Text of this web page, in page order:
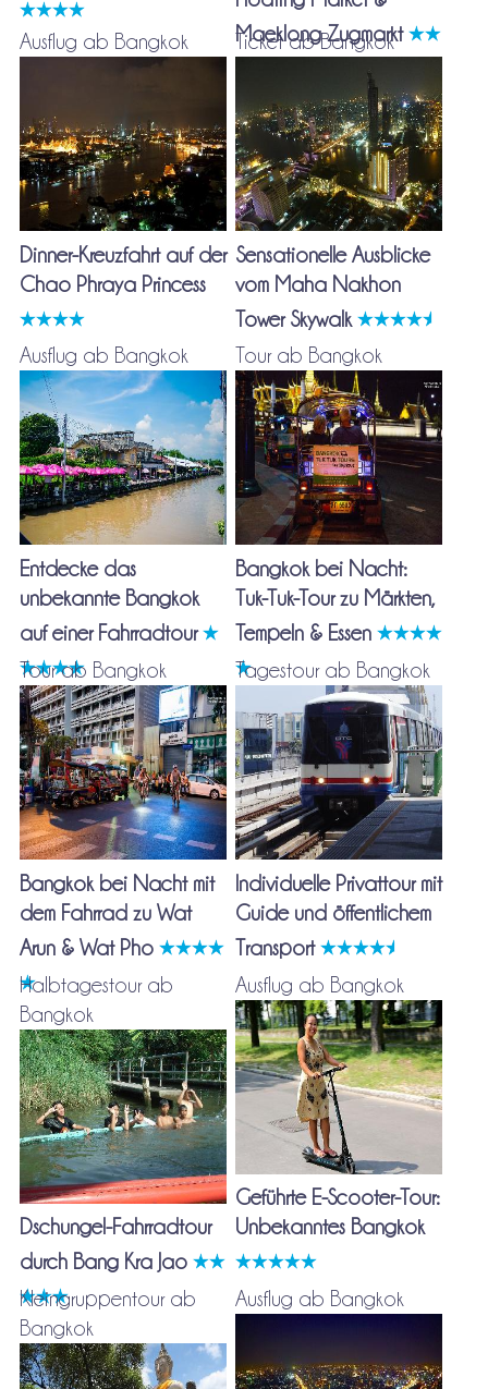
Maeklong Zugmarkt
Ausflug ab Bangkok
Dinner-Kreuzfahrt auf der
Chao Phraya Princess
Ticket ab Bangkok
Sensationelle Ausblicke
vom Maha Nakhon
Tower Skywalk
Ausflug ab Bangkok
Entdecke das
unbekannte Bangkok
auf einer Fahrradtour
Tour ab Bangkok
Bangkok bei Nacht:
Tuk-Tuk-Tour zu Märkten,
Tempeln & Essen
Tour ab Bangkok
Bangkok bei Nacht mit
dem Fahrrad zu Wat
Arun & Wat Pho
Tagestour ab Bangkok
Individuelle Privattour mit
Guide und öffentlichem
Transport
Halbtagestour ab
Bangkok
Dschungel-Fahrradtour
durch Bang Kra Jao
Ausflug ab Bangkok
Geführte E-Scooter-Tour:
Unbekanntes Bangkok
Kleingruppentour ab
Bangkok
Ausflug ab Bangkok